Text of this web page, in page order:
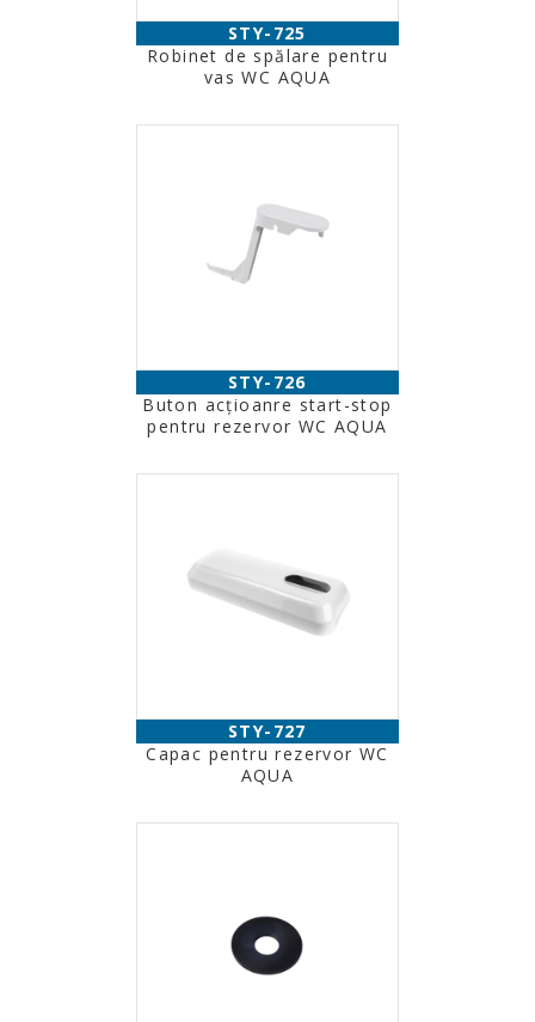
STY-725
Robinet de spălare pentru
vas WC AQUA
STY-726
Buton acţioanre start-stop
pentru rezervor WC AQUA
STY-727
Capac pentru rezervor WC
AQUA